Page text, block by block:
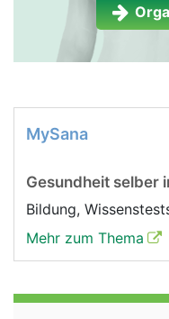
MySana
Gesundheit selber
Bildung,
Mehr zum Thema